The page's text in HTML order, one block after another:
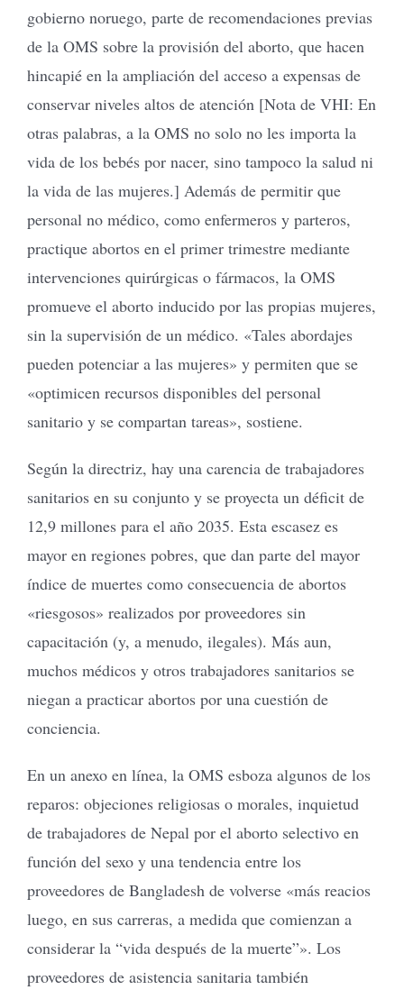
gobierno noruego, parte de recomendaciones previas
de la OMS sobre la provisión del aborto, que hacen
hincapié en la ampliación del acceso a expensas de
conservar niveles altos de atención [Nota de VHI: En
otras palabras, a la OMS no solo no les importa la
vida de los bebés por nacer, sino tampoco la salud ni
la vida de las mujeres.] Además de permitir que
personal no médico, como enfermeros y parteros,
practique abortos en el primer trimestre mediante
intervenciones quirúrgicas o fármacos, la OMS
promueve el aborto inducido por las propias mujeres,
sin la supervisión de un médico. «Tales abordajes
pueden potenciar a las mujeres» y permiten que se
«optimicen recursos disponibles del personal
sanitario y se compartan tareas», sostiene.
Según la directriz, hay una carencia de trabajadores
sanitarios en su conjunto y se proyecta un déficit de
12,9 millones para el año 2035. Esta escasez es
mayor en regiones pobres, que dan parte del mayor
índice de muertes como consecuencia de abortos
«riesgosos» realizados por proveedores sin
capacitación (y, a menudo, ilegales). Más aun,
muchos médicos y otros trabajadores sanitarios se
niegan a practicar abortos por una cuestión de
conciencia.
En un anexo en línea, la OMS esboza algunos de los
reparos: objeciones religiosas o morales, inquietud
de trabajadores de Nepal por el aborto selectivo en
función del sexo y una tendencia entre los
proveedores de Bangladesh de volverse «más reacios
luego, en sus carreras, a medida que comienzan a
considerar la “vida después de la muerte”». Los
proveedores de asistencia sanitaria también